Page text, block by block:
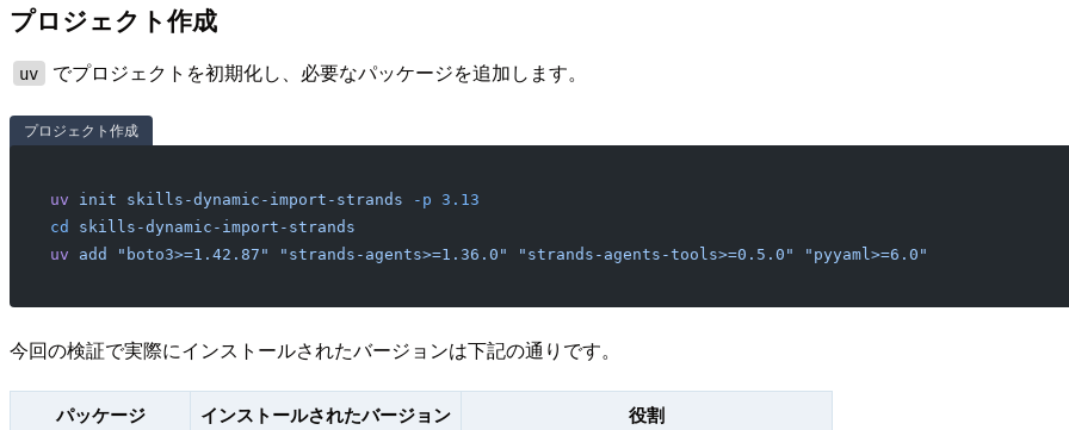
プロジェクト作成
uv でプロジェクトを初期化し、必要なパッケージを追加します。
プロジェクト作成
uv init skills-dynamic-import-strands -p 3.13
cd
skills-dynamic-import-strands
uv add "boto3>=1.42.87" "strands-agents>=1.36.0" "strands-agents-tools>=0.5.0" "pyyaml>=6.0"
今回の検証で実際にインストールされたバージョンは下記の通りです。
パッケージ インストールされたバージョン 役割